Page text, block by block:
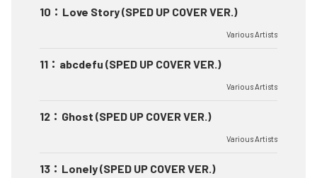
10 ： Love Story (SPED UP COVER VER.)
Various Artists
11 ： abcdefu (SPED UP COVER VER.)
Various Artists
12 ： Ghost (SPED UP COVER VER.)
Various Artists
13 ： Lonely (SPED UP COVER VER.)